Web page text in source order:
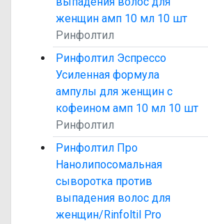
женщин амп 10 мл 10 шт
Ринфолтил
Ринфолтил Эспрессо
Усиленная формула
ампулы для женщин с
кофеином амп 10 мл 10 шт
Ринфолтил
Ринфолтил Про
Нанолипосомальная
сыворотка против
выпадения волос для
женщин/Rinfoltil Pro